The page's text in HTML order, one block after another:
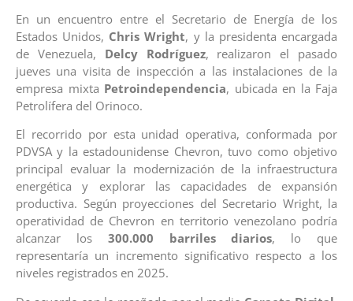
En un encuentro entre el Secretario de Energía de los
Estados Unidos, Chris Wright, y la presidenta encargada
de Venezuela, Delcy Rodríguez, realizaron el pasado
jueves una visita de inspección a las instalaciones de la
empresa mixta Petroindependencia, ubicada en la Faja
Petrolífera del Orinoco.
El recorrido por esta unidad operativa, conformada por
PDVSA y la estadounidense Chevron, tuvo como objetivo
principal evaluar la modernización de la infraestructura
energética y explorar las capacidades de expansión
productiva. Según proyecciones del Secretario Wright, la
operatividad de Chevron en territorio venezolano podría
alcanzar los 300.000 barriles diarios, lo que
representaría un incremento significativo respecto a los
niveles registrados en 2025.